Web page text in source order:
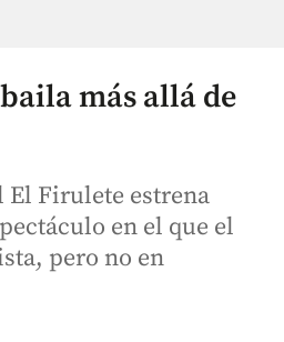
más allá de
El Firulete estrena
en el que el
pero no en